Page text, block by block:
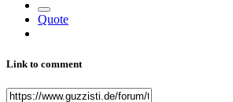
Quote
Link to comment